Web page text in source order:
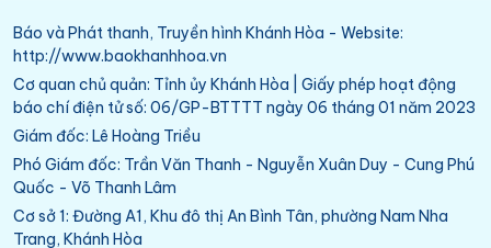
Báo và Phát thanh, Truyền hình Khánh Hòa - Website:
http://www.baokhanhhoa.vn
Cơ quan chủ quản: Tỉnh ủy Khánh Hòa | Giấy phép hoạt động
báo chí điện tử số: 06/GP-BTTTT ngày 06 tháng 01 năm 2023
Giám đốc: Lê Hoàng Triều
Phó Giám đốc: Trần Văn Thanh - Nguyễn Xuân Duy - Cung Phú
Quốc - Võ Thanh Lâm
Cơ sở 1: Đường A1, Khu đô thị An Bình Tân, phường Nam Nha
Trang, Khánh Hòa